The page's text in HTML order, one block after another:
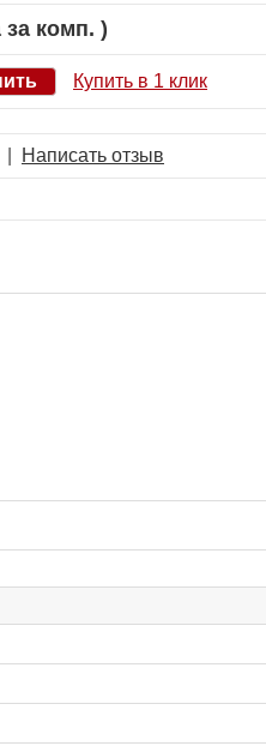
за комп. )
Купить в 1 клик
Написать отзыв